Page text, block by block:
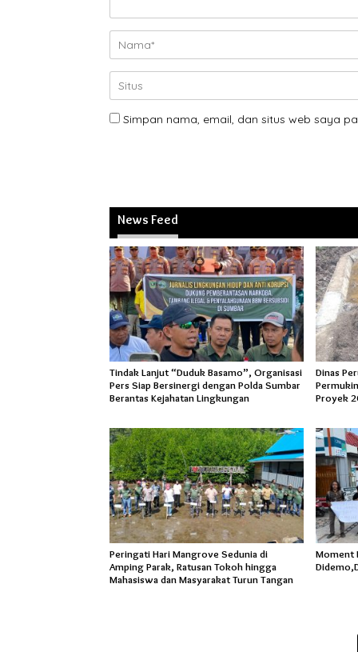
Simpan nama, email, dan situs web saya
News Feed
Tindak Lanjut “Duduk Basamo”, Organisasi
Pers Siap Bersinergi dengan Polda Sumbar
Berantas Kejahatan Lingkungan
Dinas
Proyek
Peringati Hari Mangrove Sedunia di
Amping Parak, Ratusan Tokoh hingga
Mahasiswa dan Masyarakat Turun Tangan
Moment